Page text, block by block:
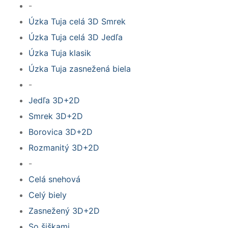
-
Úzka Tuja celá 3D Smrek
Úzka Tuja celá 3D Jedľa
Úzka Tuja klasik
Úzka Tuja zasnežená biela
-
Jedľa 3D+2D
Smrek 3D+2D
Borovica 3D+2D
Rozmanitý 3D+2D
-
Celá snehová
Celý biely
Zasnežený 3D+2D